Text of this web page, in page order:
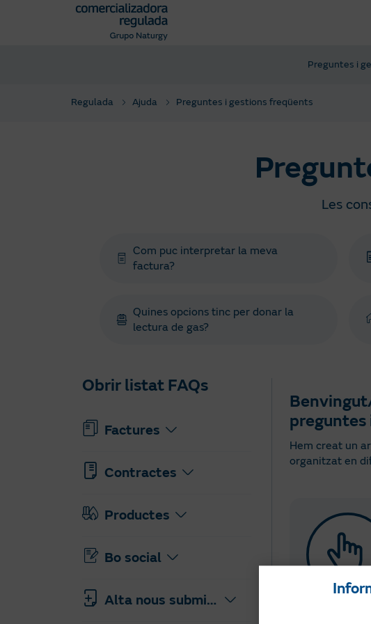
Pasar
contenido
Preguntes i
Regulada Ajuda Preguntes i gestions freqüents
Les
Com puc interpretar la meva
factura?
Quines opcions tinc per donar la
lectura de gas?
Obrir listat FAQs
Factures
Contractes
Productes
Bo social
Alta nous subministraments
preguntes
Hem creat un
organitzat en